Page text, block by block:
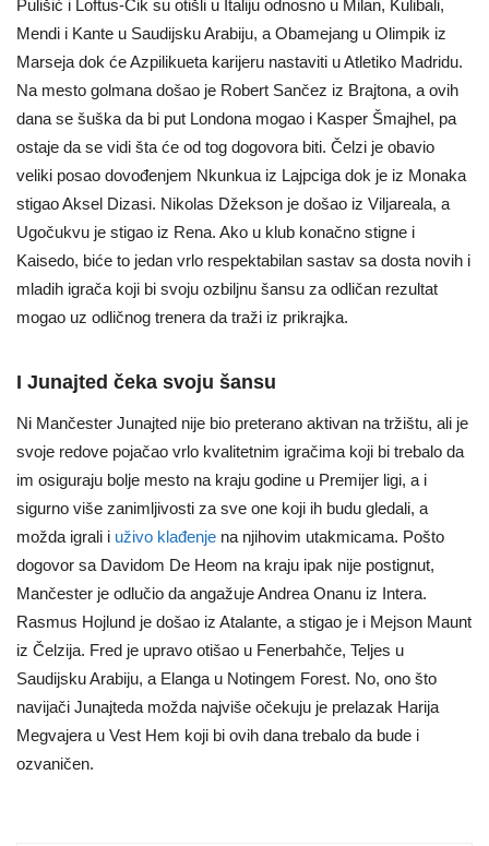
Pulišić i Loftus-Čik su otišli u Italiju odnosno u Milan, Kulibali,
Mendi i Kante u Saudijsku Arabiju, a Obamejang u Olimpik iz
Marseja dok će Azpilikueta karijeru nastaviti u Atletiko Madridu.
Na mesto golmana došao je Robert Sančez iz Brajtona, a ovih
dana se šuška da bi put Londona mogao i Kasper Šmajhel, pa
ostaje da se vidi šta će od tog dogovora biti. Čelzi je obavio
veliki posao dovođenjem Nkunkua iz Lajpciga dok je iz Monaka
stigao Aksel Dizasi. Nikolas Džekson je došao iz Viljareala, a
Ugočukvu je stigao iz Rena. Ako u klub konačno stigne i
Kaisedo, biće to jedan vrlo respektabilan sastav sa dosta novih i
mladih igrača koji bi svoju ozbiljnu šansu za odličan rezultat
mogao uz odličnog trenera da traži iz prikrajka.
I Junajted čeka svoju šansu
Ni Mančester Junajted nije bio preterano aktivan na tržištu, ali je
svoje redove pojačao vrlo kvalitetnim igračima koji bi trebalo da
im osiguraju bolje mesto na kraju godine u Premijer ligi, a i
sigurno više zanimljivosti za sve one koji ih budu gledali, a
možda igrali i uživo klađenje na njihovim utakmicama. Pošto
dogovor sa Davidom De Heom na kraju ipak nije postignut,
Mančester je odlučio da angažuje Andrea Onanu iz Intera.
Rasmus Hojlund je došao iz Atalante, a stigao je i Mejson Maunt
iz Čelzija. Fred je upravo otišao u Fenerbahče, Teljes u
Saudijsku Arabiju, a Elanga u Notingem Forest. No, ono što
navijači Junajteda možda najviše očekuju je prelazak Harija
Megvajera u Vest Hem koji bi ovih dana trebalo da bude i
ozvaničen.